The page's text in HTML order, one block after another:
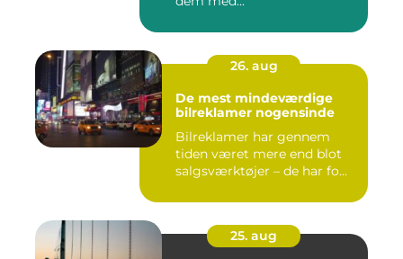
26. aug
De mest mindeværdige
bilreklamer nogensinde
Bilreklamer har gennem
tiden været mere end blot
salgsværktøjer – de har fo...
25. aug